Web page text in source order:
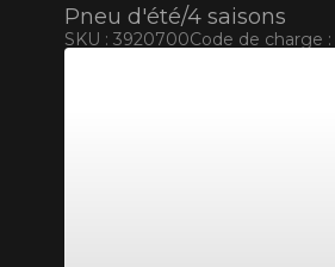
Pneu d'été/4 saisons
SKU : 3920700Code de charge :